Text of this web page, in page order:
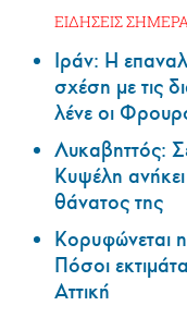
ΕΙΔΗΣΕΙΣ
Ιράν: Η
σχέση με τις
λένε οι
Λυκαβηττός:
Κυψέλη
θάνατος της
Κορυφώνεται
Πόσοι
Αττική